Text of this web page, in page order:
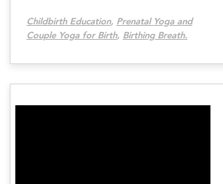
Childbirth Education, Prenatal Yoga and
Couple Yoga for Birth, Birthing Breath.